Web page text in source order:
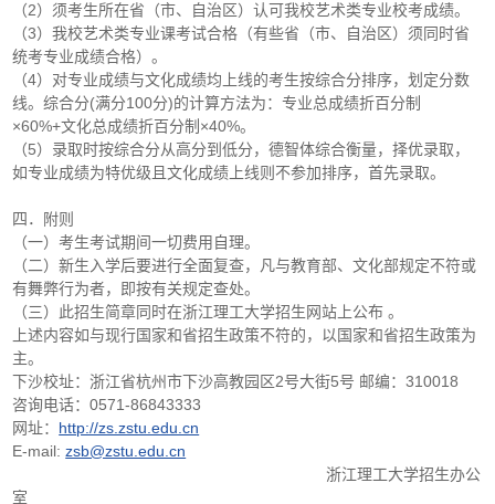
（2）须考生所在省（市、自治区）认可我校艺术类专业校考成绩。
（3）我校艺术类专业课考试合格（有些省（市、自治区）须同时省
统考专业成绩合格）。
（4）对专业成绩与文化成绩均上线的考生按综合分排序，划定分数
线。综合分(满分100分)的计算方法为：专业总成绩折百分制
×60%+文化总成绩折百分制×40%。
（5）录取时按综合分从高分到低分，德智体综合衡量，择优录取，
如专业成绩为特优级且文化成绩上线则不参加排序，首先录取。
四．附则
（一）考生考试期间一切费用自理。
（二）新生入学后要进行全面复查，凡与教育部、文化部规定不符或
有舞弊行为者，即按有关规定查处。
（三）此招生简章同时在浙江理工大学招生网站上公布 。
上述内容如与现行国家和省招生政策不符的，以国家和省招生政策为
主。
下沙校址：浙江省杭州市下沙高教园区2号大街5号 邮编：310018
咨询电话：0571-86843333
网址： http://zs.zstu.edu.cn
E-mail:zsb@zstu.edu.cn
浙江理工大学招生办公
室